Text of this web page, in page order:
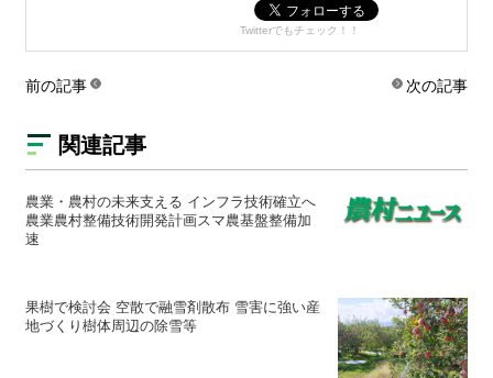
Twitterでもチェック！！
前の記事 次の記事
関連記事
農業・農村の未来支える インフラ技術確立へ
農業農村整備技術開発計画スマ農基盤整備加
速
果樹で検討会 空散で融雪剤散布 雪害に強い産
地づくり樹体周辺の除雪等